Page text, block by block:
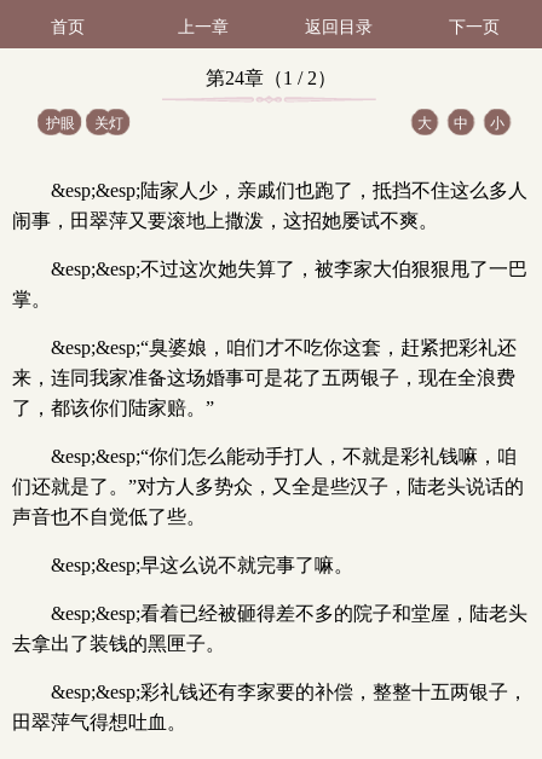
首页 上一章 返回目录 下一页
第24章（1 / 2）
护眼 关灯 大 中 小
&esp;&esp;陆家人少，亲戚们也跑了，抵挡不住这么多人
闹事，田翠萍又要滚地上撒泼，这招她屡试不爽。
&esp;&esp;不过这次她失算了，被李家大伯狠狠甩了一巴
掌。
&esp;&esp;“臭婆娘，咱们才不吃你这套，赶紧把彩礼还
来，连同我家准备这场婚事可是花了五两银子，现在全浪费
了，都该你们陆家赔。”
&esp;&esp;“你们怎么能动手打人，不就是彩礼钱嘛，咱
们还就是了。”对方人多势众，又全是些汉子，陆老头说话的
声音也不自觉低了些。
&esp;&esp;早这么说不就完事了嘛。
&esp;&esp;看着已经被砸得差不多的院子和堂屋，陆老头
去拿出了装钱的黑匣子。
&esp;&esp;彩礼钱还有李家要的补偿，整整十五两银子，
田翠萍气得想吐血。